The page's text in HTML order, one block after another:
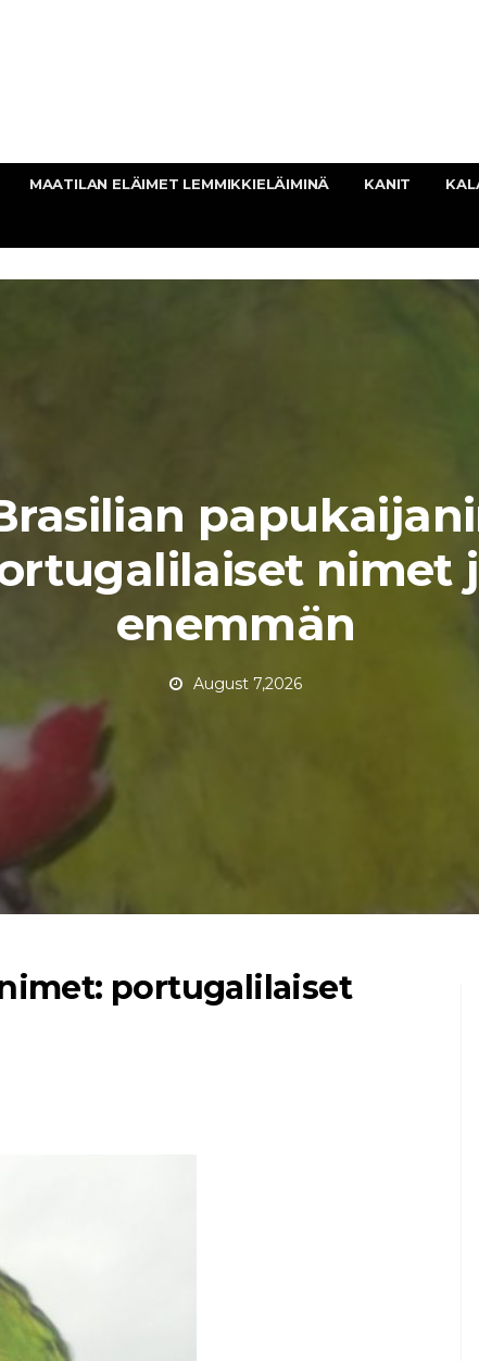
MAATILAN ELÄIMET LEMMIKKIELÄIMINÄ KANIT
nimet
enemmän
August 7,2026
portugalilaiset